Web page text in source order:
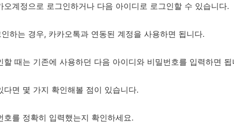
오계정으로 로그인하거나 다음 아이디로 로그인할 수 있습니다.
하는 경우, 카카오톡과 연동된 계정을 사용하면 됩니다.
할 때는 기존에 사용하던 다음 아이디와 비밀번호를 입력하면 됩
다면 몇 가지 확인해볼 점이 있습니다.
호를 정확히 입력했는지 확인하세요.